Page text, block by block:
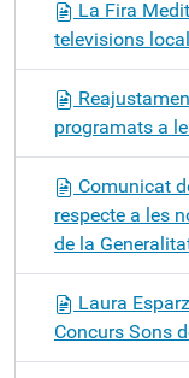
La Fira
televisions
programats a
Comunicat
respecte a les
de la
Laura
Concurs Sons